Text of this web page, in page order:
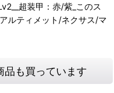
超装甲：赤/紫_このス
ルティメット/ネクサス/マ
品も買っています